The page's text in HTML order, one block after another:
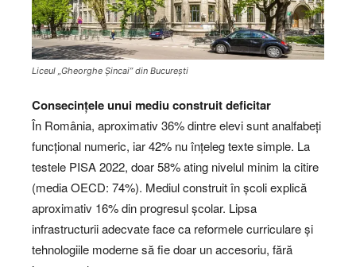
Liceul „Gheorghe Șincai” din București
Consecințele unui mediu construit deficitar
În România, aproximativ 36% dintre elevi sunt analfabeți
funcțional numeric, iar 42% nu înțeleg texte simple. La
testele PISA 2022, doar 58% ating nivelul minim la citire
(media OECD: 74%). Mediul construit în școli explică
aproximativ 16% din progresul școlar. Lipsa
infrastructurii adecvate face ca reformele curriculare și
tehnologiile moderne să fie doar un accesoriu, fără